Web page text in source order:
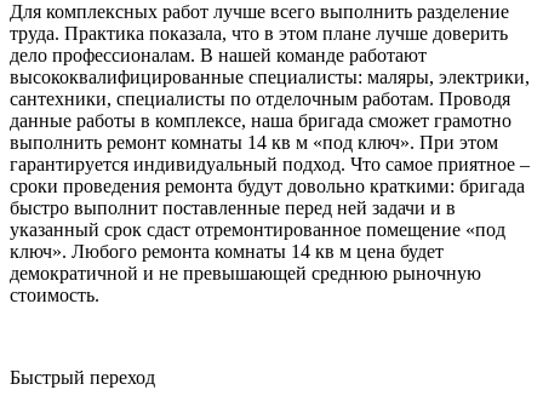
Для комплексных работ лучше всего выполнить разделение
труда. Практика показала, что в этом плане лучше доверить
дело профессионалам. В нашей команде работают
высококвалифицированные специалисты: маляры, электрики,
сантехники, специалисты по отделочным работам. Проводя
данные работы в комплексе, наша бригада сможет грамотно
выполнить ремонт комнаты 14 кв м «под ключ». При этом
гарантируется индивидуальный подход. Что самое приятное –
сроки проведения ремонта будут довольно краткими: бригада
быстро выполнит поставленные перед ней задачи и в
указанный срок сдаст отремонтированное помещение «под
ключ». Любого ремонта комнаты 14 кв м цена будет
демократичной и не превышающей среднюю рыночную
стоимость.
Быстрый переход